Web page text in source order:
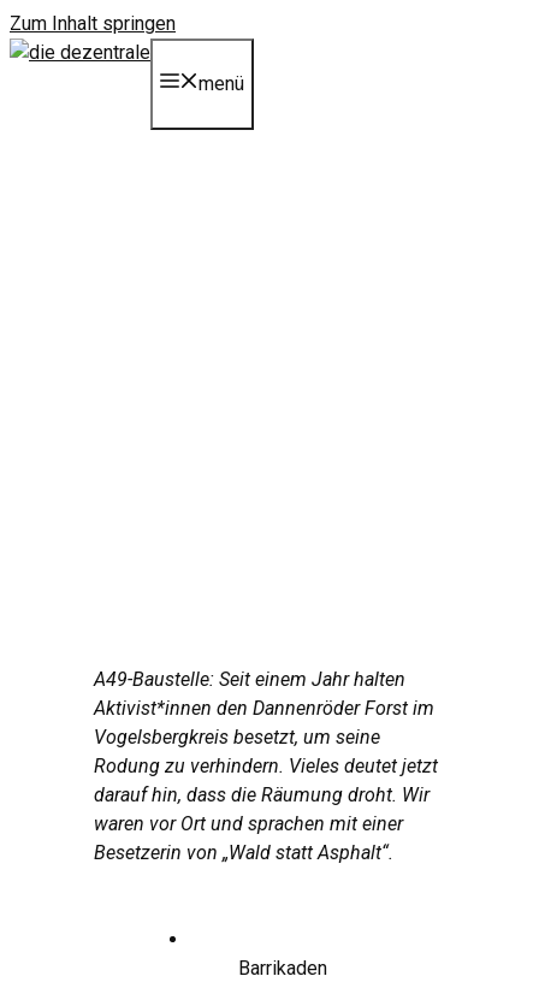
Zum Inhalt springen
menü
A49-Baustelle: Seit einem Jahr halten
Aktivist*innen den Dannenröder Forst im
Vogelsbergkreis besetzt, um seine
Rodung zu verhindern. Vieles deutet jetzt
darauf hin, dass die Räumung droht. Wir
waren vor Ort und sprachen mit einer
Besetzerin von „Wald statt Asphalt“.
Barrikaden